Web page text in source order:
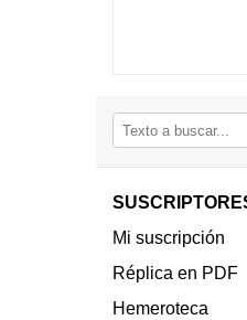
Mi suscripción
Réplica en PDF
Hemeroteca